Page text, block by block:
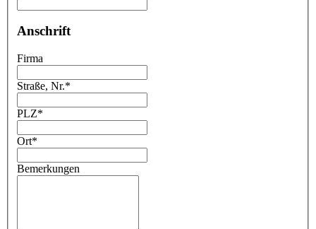
Anschrift
Firma
Straße, Nr.*
PLZ*
Ort*
Bemerkungen